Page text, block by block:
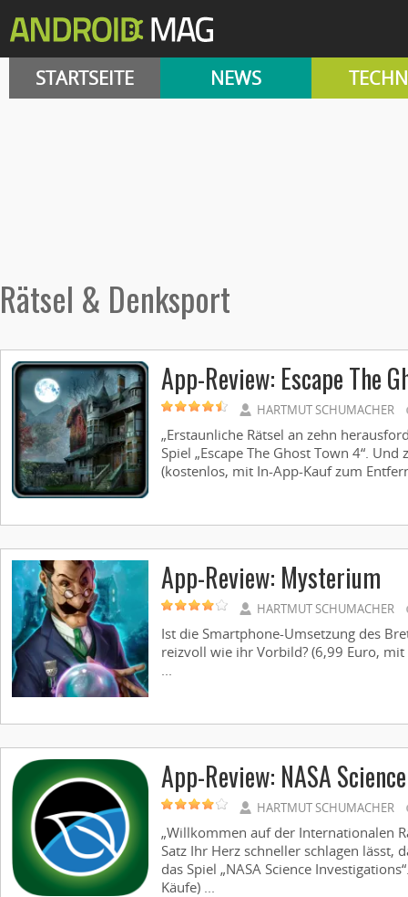
STARTSEITE NEWS
Rätsel & Denksport
App-Review: Escape The
HARTMUT SCHUMACHER
„Erstaunliche Rätsel an zehn
Spiel „Escape The Ghost Town 4“.
(kostenlos, mit In-App-Kauf zum
App-Review: Mysterium
HARTMUT SCHUMACHER
Ist die Smartphone-Umsetzung des
reizvoll wie ihr Vorbild? (6,99 Euro,
...
App-Review: NASA
HARTMUT SCHUMACHER
„Willkommen auf der Internationalen
Satz Ihr Herz schneller schlagen lässt,
das Spiel „NASA Science
Käufe) ...